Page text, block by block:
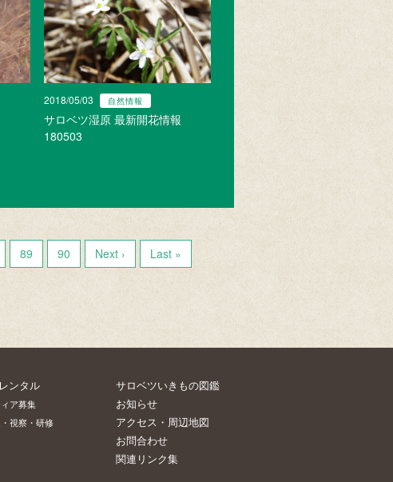
2018/05/03 自然情報
サロベツ湿原 最新開花情報
180503
89 90 Next › Last »
ンタル
ア募集
視察・研修
サロベツいきもの図鑑
お知らせ
アクセス・周辺地図
お問合わせ
関連リンク集